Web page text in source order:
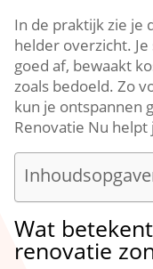
In de praktijk zie je
helder overzicht.​
goed af, bewaakt
zoals bedoeld.​ Zo
kun je ontspannen
Renovatie Nu helpt
Wat
renovatie